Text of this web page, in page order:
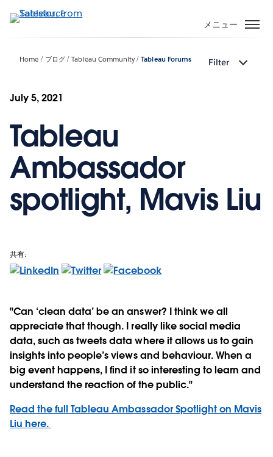
イ
に
メニュー
Home ブログ Tableau Community Tableau Forums Filter
July 5, 2021
Tableau
Ambassador
spotlight, Mavis Liu
共有:
"Can ‘clean data’ be an answer? I think we all
appreciate that though. I really like social media
data, such as tweets data where it allows us to gain
insights into people’s views and behaviour. When a
big event happens, I find it so interesting to learn and
understand the reaction of the public."
Read the full Tableau Ambassador Spotlight on Mavis
Liu here.